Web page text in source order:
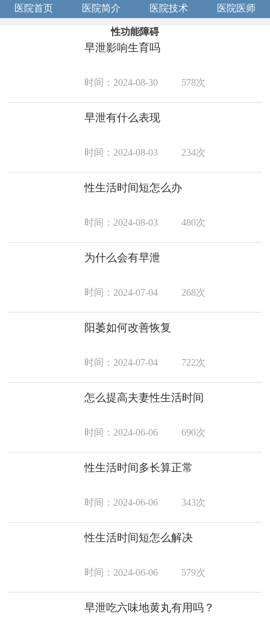
医院首页 医院简介 医院技术 医院医师
性功能障碍
早泄影响生育吗
时间：2024-08-30 578次
早泄有什么表现
时间：2024-08-03 234次
性生活时间短怎么办
时间：2024-08-03 480次
为什么会有早泄
时间：2024-07-04 268次
阳萎如何改善恢复
时间：2024-07-04 722次
怎么提高夫妻性生活时间
时间：2024-06-06 690次
性生活时间多长算正常
时间：2024-06-06 343次
性生活时间短怎么解决
时间：2024-06-06 579次
早泄吃六味地黄丸有用吗？